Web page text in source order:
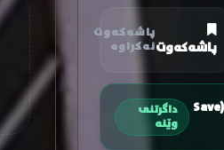
پاشەکەوت
پاشەکەوت
نەکراوە
دروستکردنی پۆستەر (Save
داگرتنی
وێنە